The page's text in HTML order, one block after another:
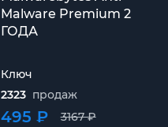
Malware Premium 2
ГОДА
Ключ
2323 продаж
3167 ₽
495 ₽